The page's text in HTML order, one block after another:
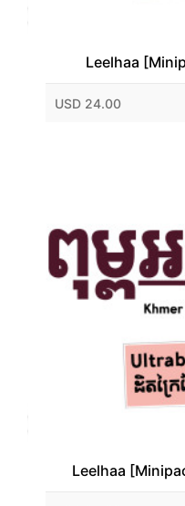
Leelhaa
USD 24.00
Leelhaa